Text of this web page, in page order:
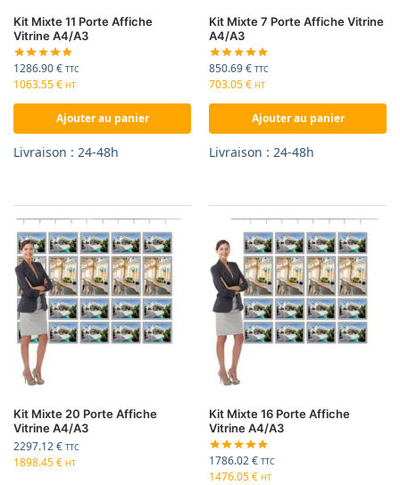
Kit Mixte 11 Porte Affiche
Vitrine A4/A3
1286.90€ TTC
1063.55€ HT
Ajouter au panier
Livraison : 24-48h
Kit Mixte 7 Porte Affiche Vitrine
A4/A3
850.69€ TTC
703.05€ HT
Ajouter au panier
Livraison : 24-48h
Kit Mixte 20 Porte Affiche
Vitrine A4/A3
2297.12€ TTC
1898.45€ HT
Kit Mixte 16 Porte Affiche
Vitrine A4/A3
1786.02€ TTC
1476.05€ HT